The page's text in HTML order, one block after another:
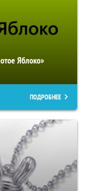
Яблоко»
ПОДРОБНЕЕ